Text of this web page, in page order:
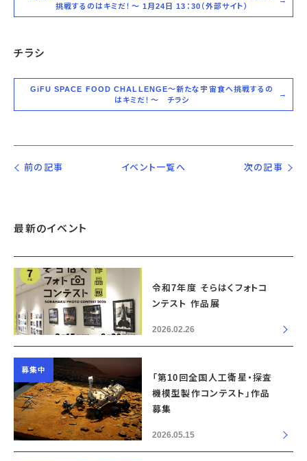
挑戦するのはキミだ！～ 1月24日 13：30（外部サイト）
チラシ
GiFU SPACE FOOD CHALLENGE～新たな宇宙食へ挑戦するの
はキミだ！～ チラシ
前の記事 イベント一覧へ 次の記事
最新のイベント
令和7年度 そらはくフォトコ
ンテスト 作品展
2026.02.26
募集中
「第10回全国人工衛星・探査
機模型製作コンテスト」作品
募集
2026.05.15